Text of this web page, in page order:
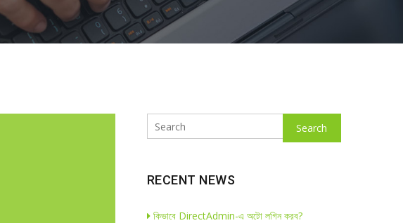
Search
RECENT NEWS
কিভাবে DirectAdmin-এ অটো লগিন করব?